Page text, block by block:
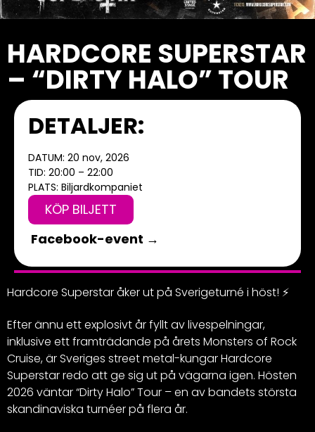
HARDCORE SUPERSTAR
– “DIRTY HALO” TOUR
DETALJER:
DATUM: 20 nov, 2026
TID: 20:00 – 22:00
PLATS: Biljardkompaniet
KÖP BILJETT
Facebook-event →
Hardcore Superstar åker ut på Sverigeturné i höst! ⚡
Efter ännu ett explosivt år fyllt av livespelningar,
inklusive ett framträdande på årets Monsters of Rock
Cruise, är Sveriges street metal-kungar Hardcore
Superstar redo att ge sig ut på vägarna igen. Hösten
2026 väntar “Dirty Halo” Tour – en av bandets största
skandinaviska turnéer på flera år.